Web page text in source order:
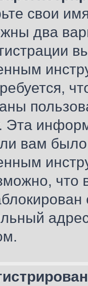
свои
два
Эта
вам